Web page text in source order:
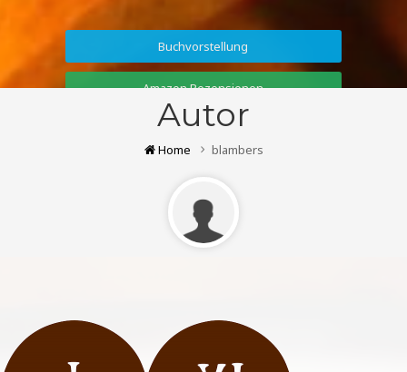
Buchvorstellung
Amazon Rezensionen
Autor
Home blambers